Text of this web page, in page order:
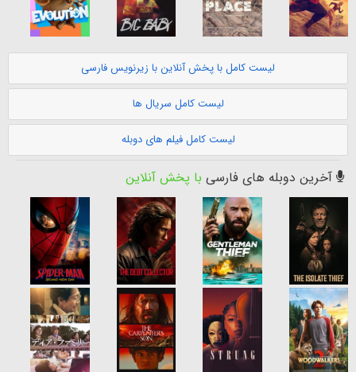
لیست کامل با پخش آنلاین با زیرنویس فارسی
لیست کامل سریال ها
لیست کامل فیلم های دوبله
آخرین دوبله های فارسی با پخش آنلاین